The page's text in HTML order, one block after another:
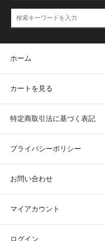
ホーム
カートを見る
特定商取引法に基づく表記
プライバシーポリシー
お問い合わせ
マイアカウント
ログイン